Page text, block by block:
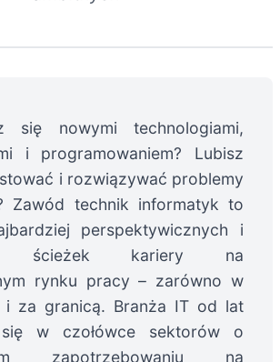
się nowymi technologiami,
i programowaniem? Lubisz
i rozwiązywać problemy
Zawód technik informatyk to
perspektywicznych i
ścieżek kariery na
rynku pracy – zarówno w
i za granicą. Branża IT od lat
w czołówce sektorów o
zapotrzebowaniu na